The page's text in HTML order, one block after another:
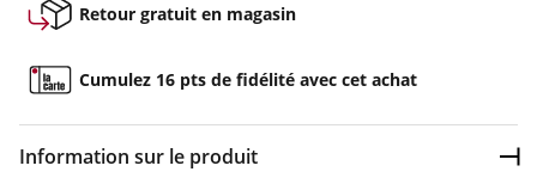
Retour gratuit en magasin
Cumulez 16 pts de fidélité avec cet achat
Information sur le produit